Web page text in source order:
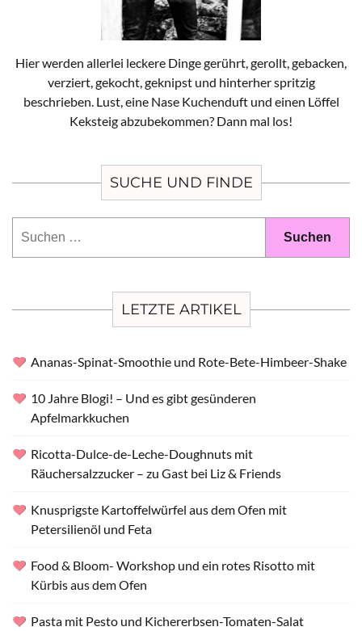
Hier werden allerlei leckere Dinge gerührt, gerollt, gebacken,
verziert, gekocht, geknipst und hinterher spritzig
beschrieben. Lust, eine Nase Kuchenduft und einen Löffel
Keksteig abzubekommen? Dann mal los!
SUCHE UND FINDE
LETZTE ARTIKEL
Ananas-Spinat-Smoothie und Rote-Bete-Himbeer-Shake
10 Jahre Blogi! – Und es gibt gesünderen
Apfelmarkkuchen
Ricotta-Dulce-de-Leche-Doughnuts mit
Räuchersalzzucker – zu Gast bei Liz & Friends
Knusprigste Kartoffelwürfel aus dem Ofen mit
Petersilienöl und Feta
Food & Bloom- Workshop und ein rotes Risotto mit
Kürbis aus dem Ofen
Pasta mit Pesto und Kichererbsen-Tomaten-Salat